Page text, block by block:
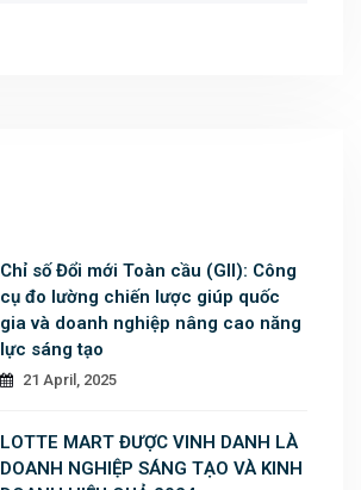
Chỉ số Đổi mới Toàn cầu (GII): Công
cụ đo lường chiến lược giúp quốc
gia và doanh nghiệp nâng cao năng
lực sáng tạo
21 April, 2025
LOTTE MART ĐƯỢC VINH DANH LÀ
DOANH NGHIỆP SÁNG TẠO VÀ KINH